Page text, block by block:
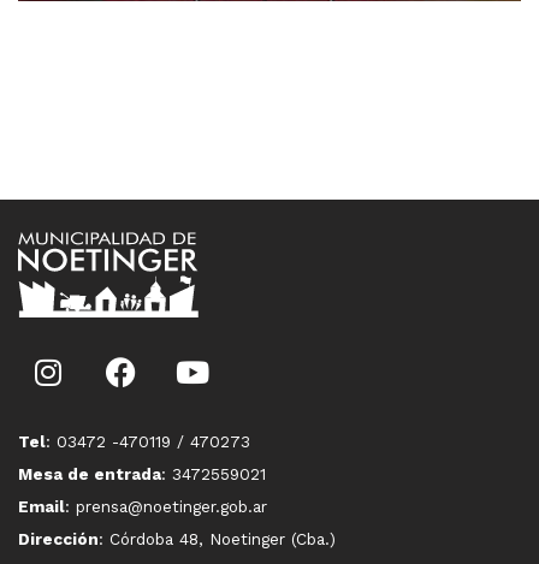
Tel: 03472 -470119 / 470273
Mesa de entrada: 3472559021
Email: prensa@noetinger.gob.ar
Dirección: Córdoba 48, Noetinger (Cba.)